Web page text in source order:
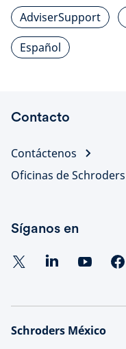
AdviserSupport
Español
Contacto
Contáctenos
Oficinas de Schroders
Síganos en
Schroders México